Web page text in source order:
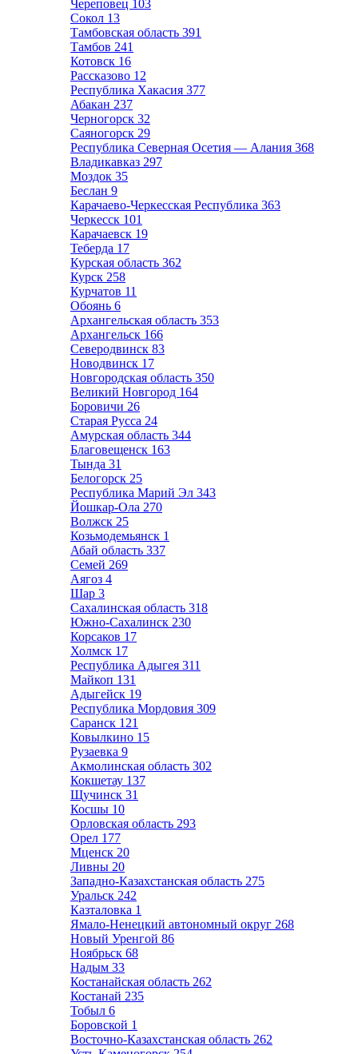
Череповец 103
Сокол 13
Тамбовская область 391
Тамбов 241
Котовск 16
Рассказово 12
Республика Хакасия 377
Абакан 237
Черногорск 32
Саяногорск 29
Республика Северная Осетия — Алания 368
Владикавказ 297
Моздок 35
Беслан 9
Карачаево-Черкесская Республика 363
Черкесск 101
Карачаевск 19
Теберда 17
Курская область 362
Курск 258
Курчатов 11
Обоянь 6
Архангельская область 353
Архангельск 166
Северодвинск 83
Новодвинск 17
Новгородская область 350
Великий Новгород 164
Боровичи 26
Старая Русса 24
Амурская область 344
Благовещенск 163
Тында 31
Белогорск 25
Республика Марий Эл 343
Йошкар-Ола 270
Волжск 25
Козьмодемьянск 1
Абай область 337
Семей 269
Аягоз 4
Шар 3
Сахалинская область 318
Южно-Сахалинск 230
Корсаков 17
Холмск 17
Республика Адыгея 311
Майкоп 131
Адыгейск 19
Республика Мордовия 309
Саранск 121
Ковылкино 15
Рузаевка 9
Акмолинская область 302
Кокшетау 137
Щучинск 31
Косшы 10
Орловская область 293
Орел 177
Мценск 20
Ливны 20
Западно-Казахстанская область 275
Уральск 242
Казталовка 1
Ямало-Ненецкий автономный округ 268
Новый Уренгой 86
Ноябрьск 68
Надым 33
Костанайская область 262
Костанай 235
Тобыл 6
Боровской 1
Восточно-Казахстанская область 262